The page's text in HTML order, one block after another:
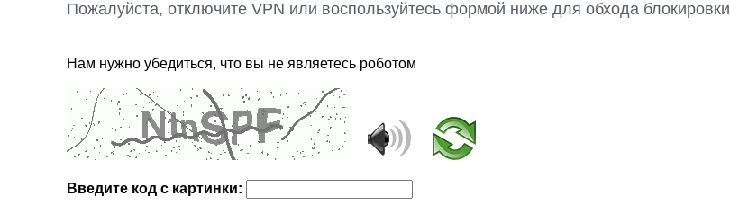
Пожалуйста, отключите VPN или воспользуйтесь формой ниже для обхода блокировки
Нам нужно убедиться, что вы не являетесь роботом
Введите код с картинки: